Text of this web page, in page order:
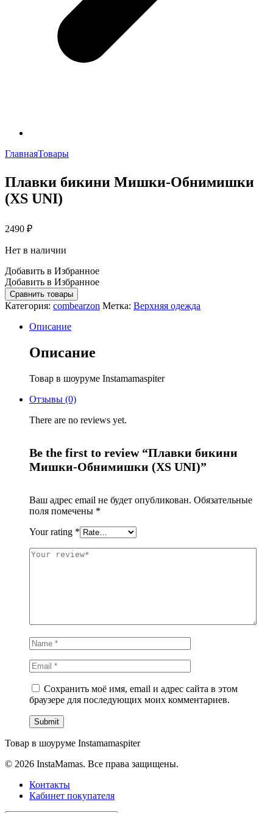
ГлавнаяТовары
Плавки бикини Мишки-Обнимишки
(XS UNI)
2490 ₽
Нет в наличии
Добавить в Избранное
Добавить в Избранное
Сравнить товары
Категория: combearzon Метка: Верхняя одежда
Описание
Описание
Товар в шоуруме Instamamaspiter
Отзывы (0)
There are no reviews yet.
Be the first to review “Плавки бикини
Мишки-Обнимишки (XS UNI)”
Ваш адрес email не будет опубликован. Обязательные
поля помечены *
Your rating *
Сохранить моё имя, email и адрес сайта в этом
браузере для последующих моих комментариев.
Товар в шоуруме Instamamaspiter
© 2026 InstaMamas. Все права защищены.
Контакты
Кабинет покупателя